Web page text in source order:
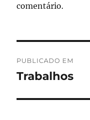
comentário.
de
PUBLICADO EM
Trabalhos